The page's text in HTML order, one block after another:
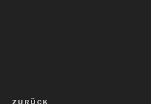
Beitragsnavigation
ZURÜCK